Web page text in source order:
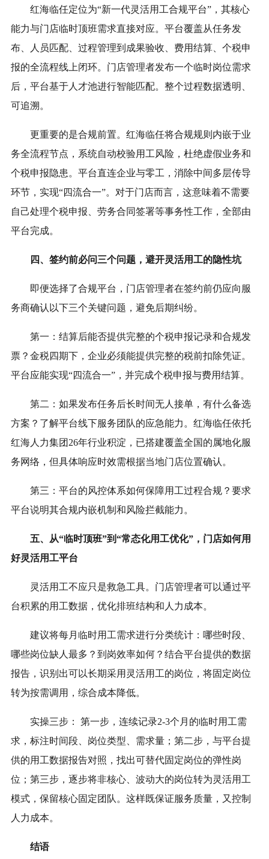
红海临任定位为“新一代灵活用工合规平台”，其核心
能力与门店临时顶班需求直接对应。平台覆盖从任务发
布、人员匹配、过程管理到成果验收、费用结算、个税申
报的全流程线上闭环。门店管理者发布一个临时岗位需求
后，平台基于人才池进行智能匹配。整个过程数据透明、
可追溯。
更重要的是合规前置。红海临任将合规规则内嵌于业
务全流程节点，系统自动校验用工风险，杜绝虚假业务和
个税申报隐患。平台直连企业与零工，消除中间多层传导
环节，实现“四流合一”。对于门店而言，这意味着不需要
自己处理个税申报、劳务合同签署等事务性工作，全部由
平台完成。
四、签约前必问三个问题，避开灵活用工的隐性坑
即便选择了合规平台，门店管理者在签约前仍应向服
务商确认以下三个关键问题，避免后期纠纷。
第一：结算后能否提供完整的个税申报记录和合规发
票？金税四期下，企业必须能提供完整的税前扣除凭证。
平台应能实现“四流合一”，并完成个税申报与费用结算。
第二：如果发布任务后长时间无人接单，有什么备选
方案？了解平台线下服务团队的应急能力。红海临任依托
红海人力集团26年行业积淀，已搭建覆盖全国的属地化服
务网络，但具体响应时效需根据当地门店位置确认。
第三：平台的风控体系如何保障用工过程合规？要求
平台说明其合规内嵌机制和风险拦截能力。
五、从“临时顶班”到“常态化用工优化”，门店如何用
好灵活用工平台
灵活用工不应只是救急工具。门店管理者可以通过平
台积累的用工数据，优化排班结构和人力成本。
建议将每月临时用工需求进行分类统计：哪些时段、
哪些岗位缺人最多？到岗效率如何？结合平台提供的数据
报告，识别出可以长期采用灵活用工的岗位，将固定岗位
转为按需调用，综合成本降低。
实操三步： 第一步，连续记录2-3个月的临时用工需
求，标注时间段、岗位类型、需求量；第二步，与平台提
供的用工数据报告对照，找出可替代固定岗位的弹性岗
位；第三步，逐步将非核心、波动大的岗位转为灵活用工
模式，保留核心固定团队。这样既保证服务质量，又控制
人力成本。
结语